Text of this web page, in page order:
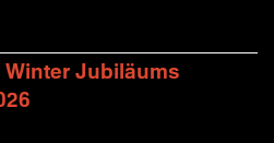
Winter Jubiläums